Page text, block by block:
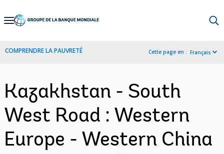
Skip
Navigation
COMPRENDRE LA PAUVRETÉ Cette page en : Français
Kazakhstan - South
West Road : Western
Europe - Western China